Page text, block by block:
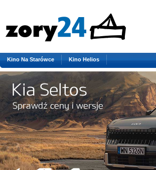
Kino Na Starówce Kino Helios